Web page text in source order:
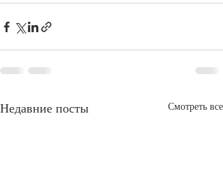
Недавние посты Смотреть все